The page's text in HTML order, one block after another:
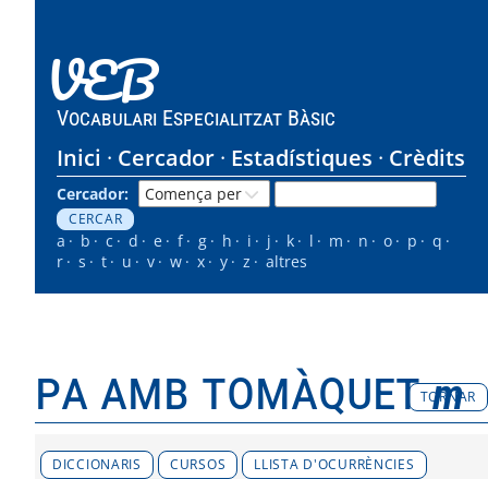
VEB
Vocabulari Especialitzat Bàsic
Inici Cercador Estadístiques Crèdits
Cercador:
a b c d e f g h i j k l m n o p
q
r
s t u v w x y z altres
pa amb tomàquetm
TORNAR
DICCIONARIS CURSOS
LLISTA D'OCURRÈNCIES